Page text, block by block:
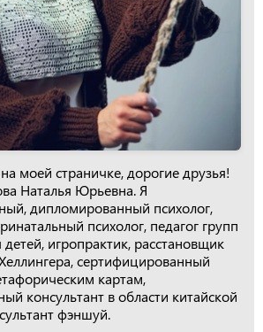
моей страничке, дорогие друзья!
Наталья Юрьевна. Я
дипломированный психолог,
психолог, педагог групп
детей, игропрактик, расстановщик
сертифицированный
картам,
консультант в области китайской
фэншуй.